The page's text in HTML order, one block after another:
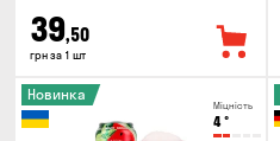
39,50
грн за 1 шт
Міцність
4°
Новинка